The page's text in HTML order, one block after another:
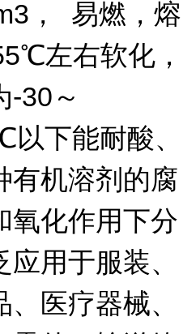
， 易燃，熔
左右软化，
-30～
下能耐酸、
有机溶剂的腐
氧化作用下分
用于服装、
医疗器械、